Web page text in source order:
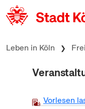
zum Inhalt springen
Leben in Köln
Vorlesen